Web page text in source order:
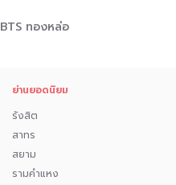
BTS ทองหล่อ
ย่านยอดนิยม
รังสิต
สาทร
สยาม
รามคำแหง